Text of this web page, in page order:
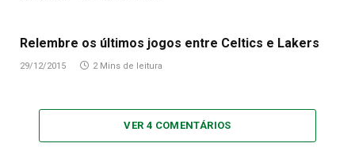
Relembre os últimos jogos entre Celtics e Lakers
29/12/2015 2 Mins de leitura
VER 4 COMENTÁRIOS